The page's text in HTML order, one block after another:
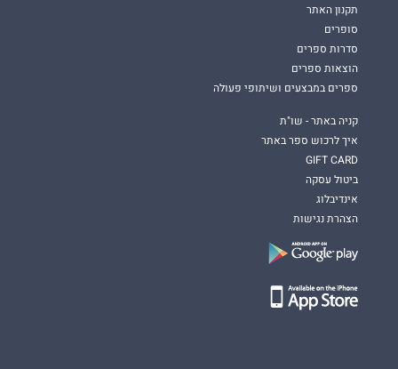
תקנון האתר
סופרים
סדרות ספרים
הוצאות ספרים
ספרים במבצעים ושיתופי פעולה
קניה באתר - שו"ת
איך לרכוש ספר באתר
GIFT CARD
ביטול עסקה
אינדיבלוג
הצהרת נגישות